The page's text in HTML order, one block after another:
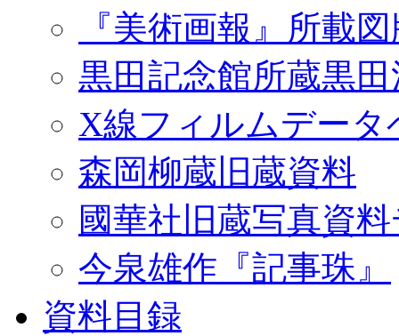
『美術画報』所載
黒田記念館所蔵黒
X線フィルムデータ
森岡柳蔵旧蔵資料
國華社旧蔵写真資
今泉雄作『記事珠』
資料目録